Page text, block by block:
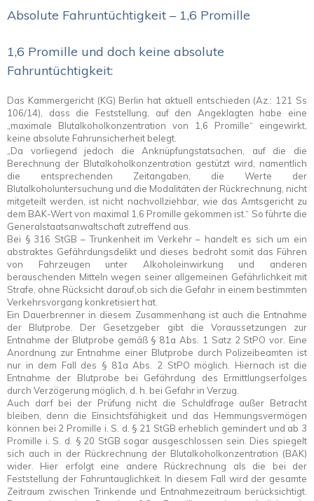
Absolute Fahruntüchtigkeit – 1,6 Promille
1,6 Promille und doch keine absolute
Fahruntüchtigkeit:
Das Kammergericht (KG) Berlin hat aktuell entschieden (Az.: 121 Ss
106/14), dass die Feststellung, auf den Angeklagten habe eine
„maximale Blutalkoholkonzentration von 1,6 Promille“ eingewirkt,
keine absolute Fahrunsicherheit belegt.
„Da vorliegend jedoch die Anknüpfungstatsachen, auf die die
Berechnung der Blutalkoholkonzentration gestützt wird, namentlich
die entsprechenden Zeitangaben, die Werte der
Blutalkoholuntersuchung und die Modalitäten der Rückrechnung, nicht
mitgeteilt werden, ist nicht nachvollziehbar, wie das Amtsgericht zu
dem BAK-Wert von maximal 1,6 Promille gekommen ist.“ So führte die
Generalstaatsanwaltschaft zutreffend aus.
Bei § 316 StGB – Trunkenheit im Verkehr – handelt es sich um ein
abstraktes Gefährdungsdelikt und dieses bedroht somit das Führen
von Fahrzeugen unter Alkoholeinwirkung und anderen
berauschenden Mitteln wegen seiner allgemeinen Gefährlichkeit mit
Strafe, ohne Rücksicht darauf,ob sich die Gefahr in einem bestimmten
Verkehrsvorgang konkretisiert hat.
Ein Dauerbrenner in diesem Zusammenhang ist auch die Entnahme
der Blutprobe. Der Gesetzgeber gibt die Voraussetzungen zur
Entnahme der Blutprobe gemäß § 81a Abs. 1 Satz 2 StPO vor. Eine
Anordnung zur Entnahme einer Blutprobe durch Polizeibeamten ist
nur in dem Fall des § 81a Abs. 2 StPO möglich. Hiernach ist die
Entnahme der Blutprobe bei Gefährdung des Ermittlungserfolges
durch Verzögerung möglich, d. h. bei Gefahr in Verzug.
Auch darf bei der Prüfung nicht die Schuldfrage außer Betracht
bleiben, denn die Einsichtsfähigkeit und das Hemmungsvermögen
können bei 2 Promille i. S. d. § 21 StGB erheblich gemindert und ab 3
Promille i. S. d. § 20 StGB sogar ausgeschlossen sein. Dies spiegelt
sich auch in der Rückrechnung der Blutalkoholkonzentration (BAK)
wider. Hier erfolgt eine andere Rückrechnung als die bei der
Feststellung der Fahruntauglichkeit. In diesem Fall wird der gesamte
Zeitraum zwischen Trinkende und Entnahmezeitraum berücksichtigt.